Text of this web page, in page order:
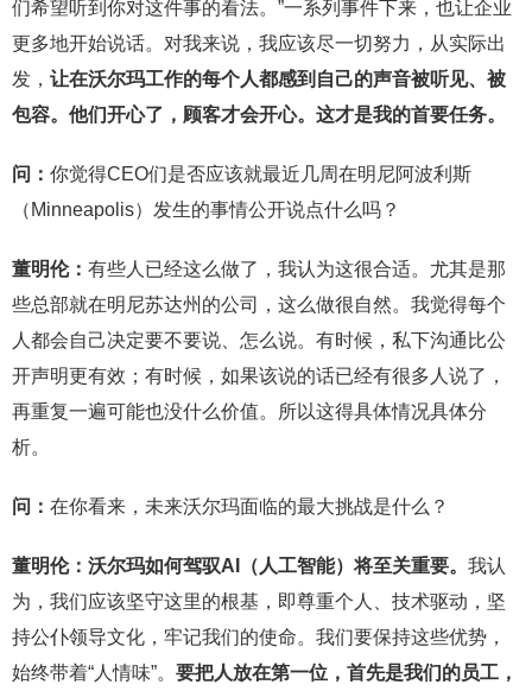
们希望听到你对这件事的看法。”一系列事件下来，也让企业
更多地开始说话。对我来说，我应该尽一切努力，从实际出
发， 让在沃尔玛工作的每个人都感到自己的声音被听见、被
包容。他们开心了，顾客才会开心。这才是我的首要任务。
问： 你觉得CEO们是否应该就最近几周在明尼阿波利斯
（Minneapolis）发生的事情公开说点什么吗？
董明伦： 有些人已经这么做了，我认为这很合适。尤其是那
些总部就在明尼苏达州的公司，这么做很自然。我觉得每个
人都会自己决定要不要说、怎么说。有时候，私下沟通比公
开声明更有效；有时候，如果该说的话已经有很多人说了，
再重复一遍可能也没什么价值。所以这得具体情况具体分
析。
问： 在你看来，未来沃尔玛面临的最大挑战是什么？
董明伦：沃尔玛如何驾驭AI （ 人工智能）将至关重要。 我认
为，我们应该坚守这里的根基，即尊重个人、技术驱动，坚
持公仆领导文化，牢记我们的使命。我们要保持这些优势，
始终带着“人情味”。 要把人放在第一位 ， 首先是我们的员工，